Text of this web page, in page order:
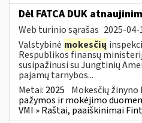
Dėl FATCA DUK
Web turinio sąrašas 2025-04-
Valstybinė mokesčių
Respublikos finansų
susipažinusi su Jungtinių
pajamų tarnybos...
Metai: 2025 Mokesčių
pažymos ir mokėjimo
VMI » Raštai, paaiškinimai